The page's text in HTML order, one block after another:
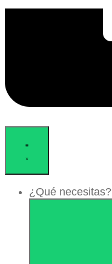
¿Qué necesitas?